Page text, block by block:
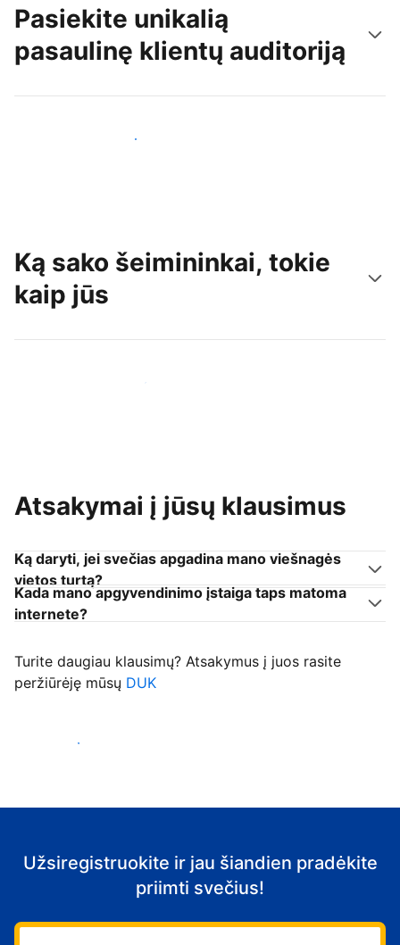
Pasiekite unikalią
pasaulinę klientų auditoriją
Pritraukti naujų svečių šiandien
Ką sako šeimininkai, tokie
kaip jūs
Prisijungti prie panašių šeimininkų
Atsakymai į jūsų klausimus
Ką daryti, jei svečias apgadina mano viešnagės
vietos turtą?
Kada mano apgyvendinimo įstaiga taps matoma
internete?
Turite daugiau klausimų? Atsakymus į juos rasite
peržiūrėję mūsų DUK
Priimti svečius
Užsiregistruokite ir jau šiandien pradėkite
priimti svečius!